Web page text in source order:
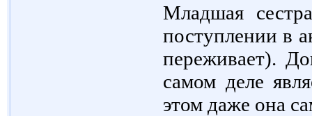
Младшая
поступлении в
переживает).
самом деле
этом даже она